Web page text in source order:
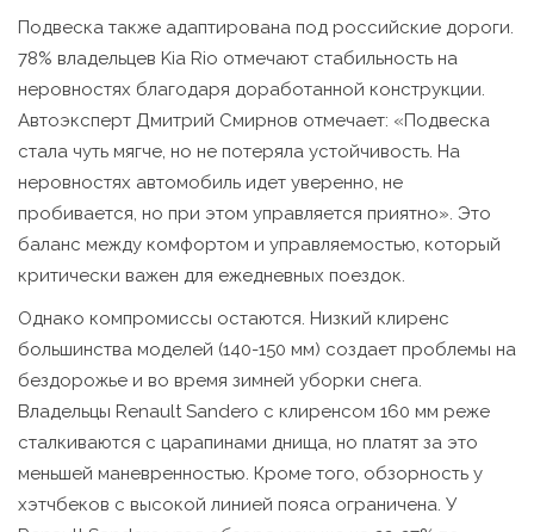
Подвеска также адаптирована под российские дороги.
78% владельцев Kia Rio отмечают стабильность на
неровностях благодаря доработанной конструкции.
Автоэксперт Дмитрий Смирнов отмечает: «Подвеска
стала чуть мягче, но не потеряла устойчивость. На
неровностях автомобиль идет уверенно, не
пробивается, но при этом управляется приятно». Это
баланс между комфортом и управляемостью, который
критически важен для ежедневных поездок.
Однако компромиссы остаются. Низкий клиренс
большинства моделей (140-150 мм) создает проблемы на
бездорожье и во время зимней уборки снега.
Владельцы Renault Sandero с клиренсом 160 мм реже
сталкиваются с царапинами днища, но платят за это
меньшей маневренностью. Кроме того, обзорность у
хэтчбеков с высокой линией пояса ограничена. У